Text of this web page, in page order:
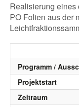
Realisierung eines
PO Folien aus der
Programm /
Projektstart
Zeitraum